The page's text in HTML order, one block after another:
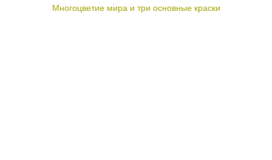
Многоцветие мира и три основные краски